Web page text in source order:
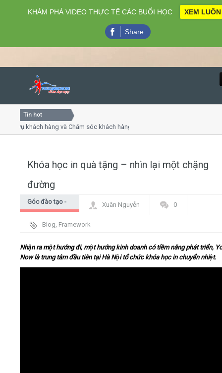
Close
Home
Video
Tin hot
khách hàng và Chăm sóc khách hàng chuyên nghiệp
Khóa học in quà tặng – nhìn lại một chặng
đường
Góc đào tạo -
Xuân Nguyễn 0
Blog, Framework
Nhận ra một hướng đi, một hướng kinh doanh có tiềm năng phát triển,
Now là trung tâm đầu tiên tại Hà Nội tổ chức khóa học in chuyển nhiệt.
KHÁM PHÁ VIDEO THỰC TẾ CÁC BUỔI HỌC XEM LUÔN
Share